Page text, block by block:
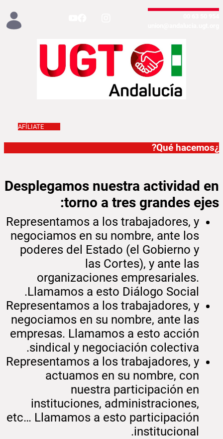
تخطي إلى المحتوى الرئيسي
Qué hacemos
¿Qué hacemos?
Desplegamos nuestra actividad en
torno a tres grandes ejes:
Representamos a los trabajadores, y
negociamos en su nombre, ante los
poderes del Estado (el Gobierno y
las Cortes), y ante las
organizaciones empresariales.
Llamamos a esto Diálogo Social.
Representamos a los trabajadores, y
negociamos en su nombre, ante las
empresas. Llamamos a esto acción
sindical y negociación colectiva.
Representamos a los trabajadores, y
actuamos en su nombre, con
nuestra participación en
instituciones, administraciones,
etc… Llamamos a esto participación
institucional.